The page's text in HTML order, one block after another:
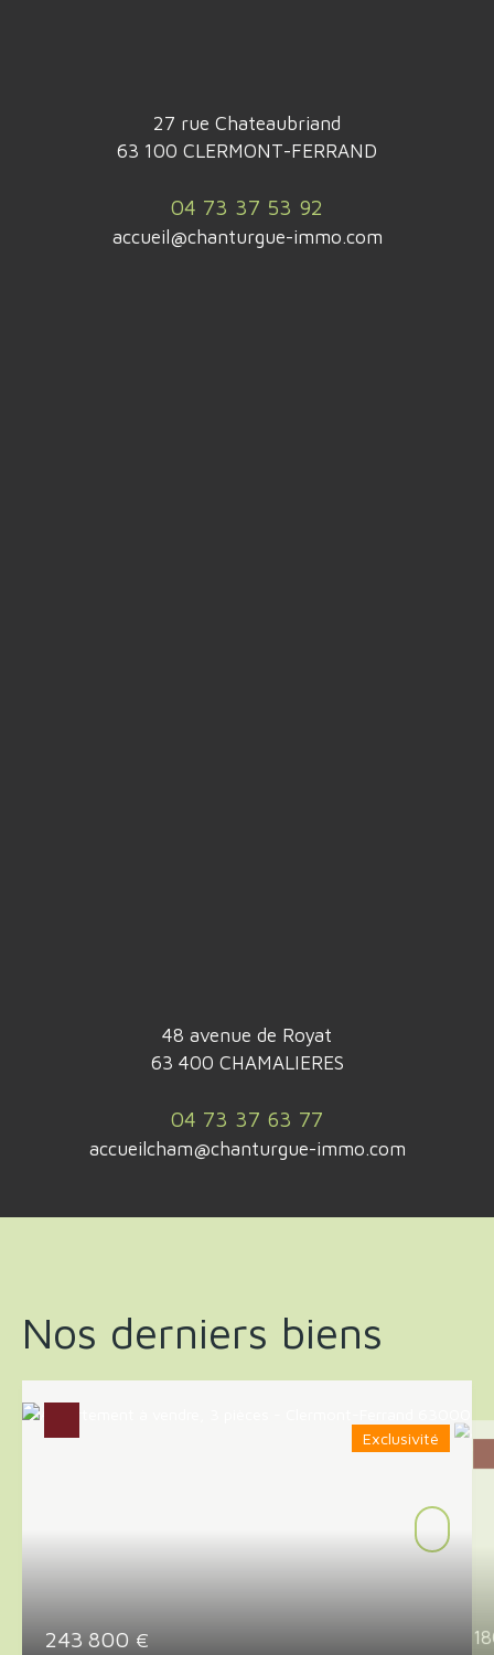
27 rue Chateaubriand
63 100 CLERMONT-FERRAND
04 73 37 53 92
accueil@chanturgue-immo.com
48 avenue de Royat
63 400 CHAMALIERES
04 73 37 63 77
accueilcham@chanturgue-immo.com
Nos derniers biens
Exclusivité
243 800 €